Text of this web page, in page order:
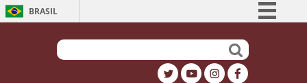
BRASIL
Comunica BR
Participe